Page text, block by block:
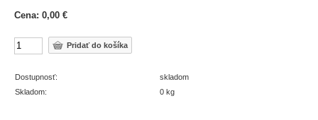
Cena: 0,00 €
Dostupnosť:
skladom
Skladom:
0 kg